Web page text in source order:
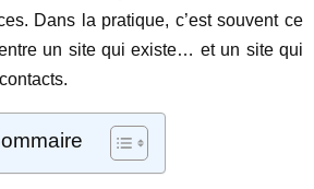
Dans la pratique, c’est souvent ce
un site qui existe… et un site qui